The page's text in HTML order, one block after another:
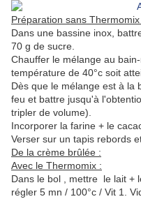
Préparation sans Thermomix
Dans une bassine inox,
70 g de sucre.
Chauffer le mélange au
température de 40°c soit
Dès que le mélange est à la
feu et battre jusqu'à
tripler de volume).
Incorporer la farine + le
Verser sur un tapis rebords
De la crème brûlée :
Avec le Thermomix :
Dans le bol , mettre le lait +
régler 5 mn / 100°c / Vit 1.